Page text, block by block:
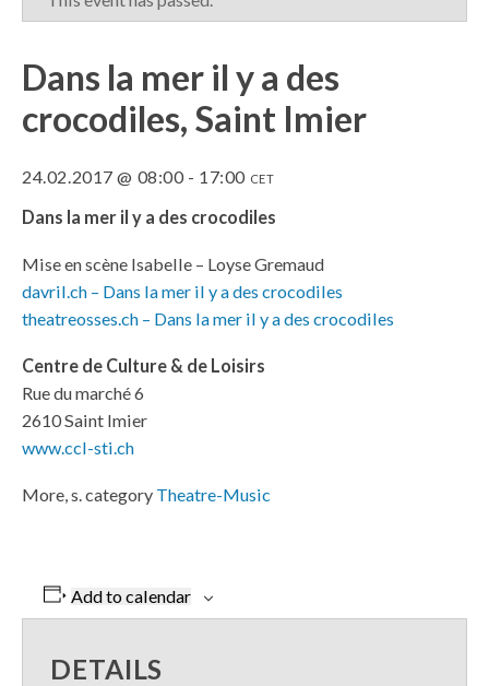
Dans la mer il y a des
crocodiles, Saint Imier
24.02.2017 @ 08:00 - 17:00 CET
Dans la mer il y a des crocodiles
Mise en scène Isabelle – Loyse Gremaud
davril.ch – Dans la mer il y a des crocodiles
theatreosses.ch – Dans la mer il y a des crocodiles
Centre de Culture & de Loisirs
Rue du marché 6
2610 Saint Imier
www.ccl-sti.ch
More, s. category Theatre-Music
Add to calendar
DETAILS